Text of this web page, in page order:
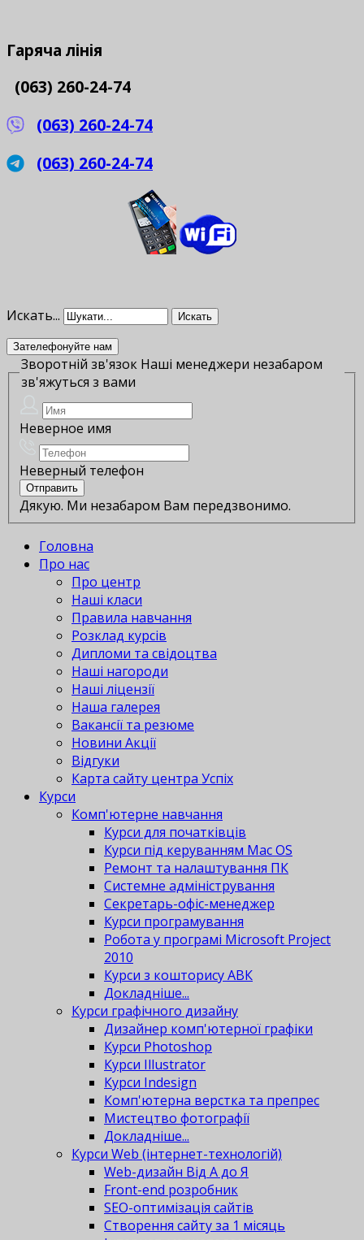
Гаряча лінія
(063) 260-24-74
(063) 260-24-74
(063) 260-24-74
Искать... Искать
Зателефонуйте нам
Зворотній зв'язок Наші менеджери незабаром
зв'яжуться з вами
Неверное имя
Неверный телефон
Дякую. Ми незабаром Вам передзвонимо.
Головна
Про нас
Про центр
Наші класи
Правила навчання
Розклад курсів
Дипломи та свідоцтва
Наші нагороди
Наші ліцензії
Наша галерея
Вакансії та резюме
Новини Акції
Відгуки
Карта сайту центра Успіх
Курси
Комп'ютерне навчання
Курси для початківців
Курси під керуванням Mac OS
Ремонт та налаштування ПК
Системне адміністрування
Секретарь-офіс-менеджер
Курси програмування
Робота у програмі Microsoft Project
2010
Курси з кошторису АВК
Докладніше...
Курси графічного дизайну
Дизайнер комп'ютерної графіки
Курси Photoshop
Курси Illustrator
Курси Indesign
Комп'ютерна верстка та препрес
Мистецтво фотографії
Докладніше...
Курси Web (інтернет-технологій)
Web-дизайн Від А до Я
Front-end розробник
SEO-оптимізація сайтів
Створення сайту за 1 місяць